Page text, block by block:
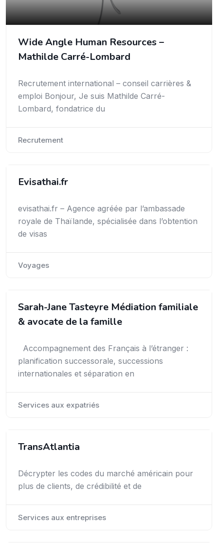
Wide Angle Human Resources –
Mathilde Carré-Lombard
Recrutement international – conseil carrières &
emploi Bonjour, Je suis Mathilde Carré-
Lombard, fondatrice du
Recrutement
Evisathai.fr
evisathai.fr – Agence agréée par l’ambassade
royale de Thaïlande, spécialisée dans l’obtention
de visas
Voyages
Sarah-Jane Tasteyre Médiation familiale
& avocate de la famille
Accompagnement des Français à l’étranger :
planification successorale, successions
internationales et séparation en
Services aux expatriés
TransAtlantia
Décrypter les codes du marché américain pour
plus de clients, de crédibilité et de
Services aux entreprises